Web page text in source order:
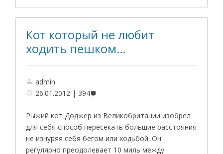
Кот который не любит
ходить пешком…
admin
26.01.2012
394
Рыжий кот Доджер из Великобритании изобрел
для себя способ пересекать большие расстояния
не изнуряя себя бегом или ходьбой. Он
регулярно преодолевает 10 миль между